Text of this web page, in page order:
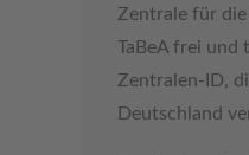
Zentrale für
TaBeA frei und
Zentralen-ID,
Deutschland